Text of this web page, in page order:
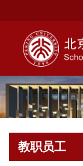
教职员工